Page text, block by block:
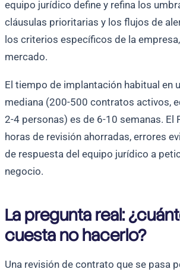
equipo jurídico define y refina los
cláusulas prioritarias y los flujos de
los criterios específicos de la
mercado.
El tiempo de implantación habitual en
mediana (200-500 contratos activos,
2-4 personas) es de 6-10 semanas. El
horas de revisión ahorradas, errores
de respuesta del equipo jurídico a
negocio.
La pregunta real:
cuesta no hacerlo?
Una revisión de contrato que se pasa